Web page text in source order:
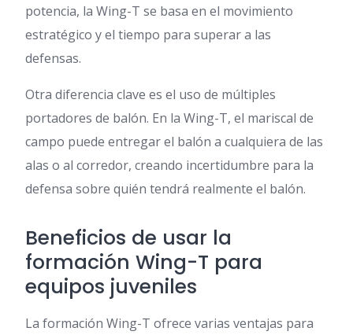
potencia, la Wing-T se basa en el movimiento
estratégico y el tiempo para superar a las
defensas.
Otra diferencia clave es el uso de múltiples
portadores de balón. En la Wing-T, el mariscal de
campo puede entregar el balón a cualquiera de las
alas o al corredor, creando incertidumbre para la
defensa sobre quién tendrá realmente el balón.
Beneficios de usar la
formación Wing-T para
equipos juveniles
La formación Wing-T ofrece varias ventajas para